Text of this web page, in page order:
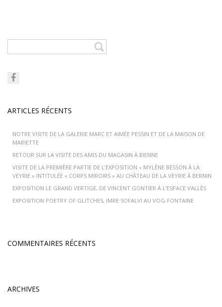
ARTICLES RÉCENTS
NOTRE VISITE DE LA GALERIE MARC ET AIMÉE PESSIN ET DE LA MAISON DE
MARIETTE
RETOUR SUR LA VISITE DES AMIS DU MAGASIN À BIENNE
VISITE DE LA PREMIÈRE PARTIE DE L’EXPOSITION « MYLÈNE BESSON À LA
VEYRIE » INTITULÉE « CORPS MIROIRS » AU CHÂTEAU DE LA VEYRIE À BERNIN
EXPOSITION LE GRAND VERTIGE, DE VINCENT GONTIER À L’ESPACE VALLÈS
EXPOSITION POETRY OF GLITCHES, IMRE SOFALVI AU VOG-FONTAINE
COMMENTAIRES RÉCENTS
ARCHIVES